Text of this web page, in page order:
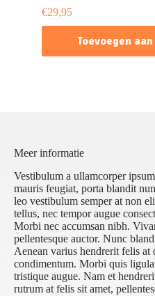
€29,95
Toevoegen
Meer informatie
Vestibulum a ullamcorper
mauris feugiat, porta blandit
leo vestibulum semper at non
tellus, nec tempor augue
Morbi nec accumsan nibh.
pellentesque auctor. Nunc
Aenean varius hendrerit felis
condimentum. Morbi quis
tristique augue. Nam et
rutrum at felis sit amet,